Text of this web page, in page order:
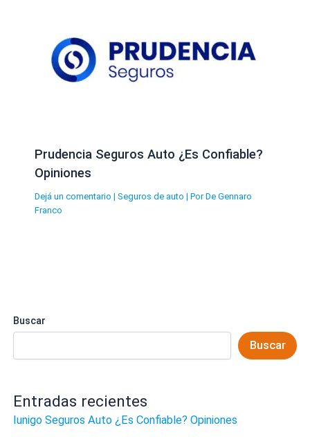
Prudencia Seguros Auto ¿Es Confiable?
Opiniones
Dejá un comentario | Seguros de auto | Por De Gennaro
Franco
Buscar
Buscar
Entradas recientes
Iunigo Seguros Auto ¿Es Confiable? Opiniones